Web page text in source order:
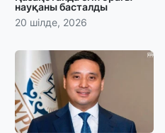
науқаны басталды
20 шілде, 2026